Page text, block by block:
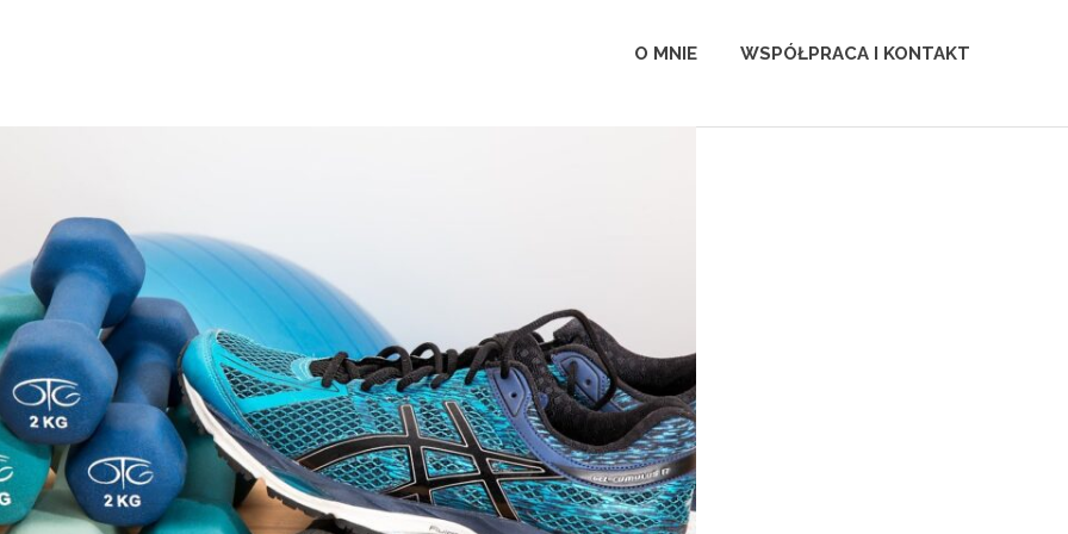
O MNIE WSPÓŁPRACA I KONTAKT